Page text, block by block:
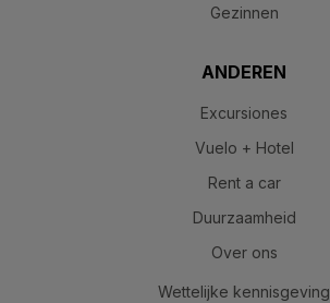
Gezinnen
ANDEREN
Excursiones
Vuelo + Hotel
Rent a car
Duurzaamheid
Over ons
Wettelijke kennisgeving